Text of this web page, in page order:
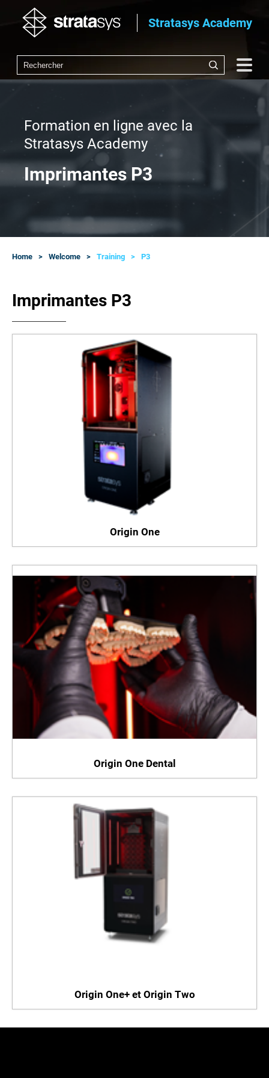
Stratasys Academy
Formation en ligne avec la
Stratasys Academy
Imprimantes P3
Home Welcome Training P3
Imprimantes P3
Origin One
Origin One Dental
Origin One+ et Origin Two